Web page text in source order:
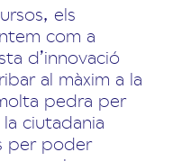
els
com a
d’innovació
al màxim a la
pedra per
ciutadania
per poder